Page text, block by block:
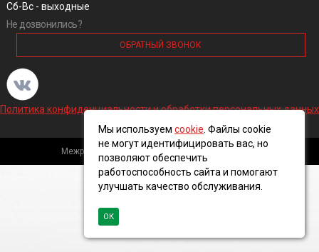
Сб-Вс - выходные
Не дозвонились?
ОБРАТНЫЙ ЗВОНОК
Политика конфиденциальности и обработки персональных данных
Межрегиональная кабельная компания, 2016 ©
Мы используем cookie . Файлы cookie
не могут идентифицировать вас, но
позволяют обеспечить
работоспособность сайта и помогают
улучшать качество обслуживания.
ОК